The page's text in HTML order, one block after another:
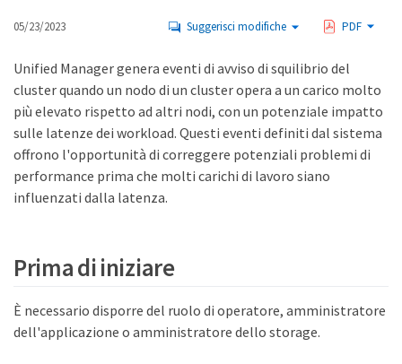
05/23/2023 Suggerisci modifiche PDF
Unified Manager genera eventi di avviso di squilibrio del
cluster quando un nodo di un cluster opera a un carico molto
più elevato rispetto ad altri nodi, con un potenziale impatto
sulle latenze dei workload. Questi eventi definiti dal sistema
offrono l'opportunità di correggere potenziali problemi di
performance prima che molti carichi di lavoro siano
influenzati dalla latenza.
Prima di iniziare
È necessario disporre del ruolo di operatore, amministratore
dell'applicazione o amministratore dello storage.